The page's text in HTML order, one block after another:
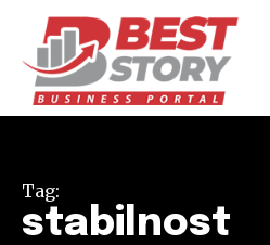
Tag:
stabilnost